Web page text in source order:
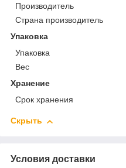
Производитель
Страна производитель
Упаковка
Упаковка
Вес
Хранение
Срок хранения
Скрыть
Условия доставки